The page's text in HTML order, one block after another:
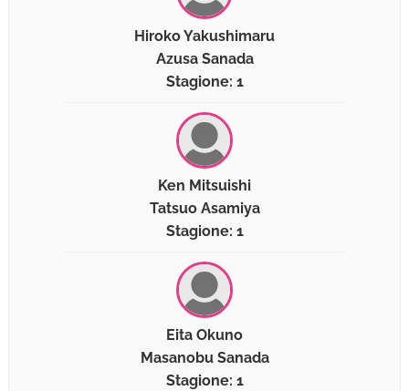
Hiroko Yakushimaru
Azusa Sanada
Stagione: 1
Ken Mitsuishi
Tatsuo Asamiya
Stagione: 1
Eita Okuno
Masanobu Sanada
Stagione: 1